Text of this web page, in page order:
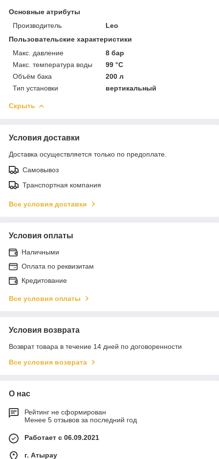
Основные атрибуты
Производитель
Leo
Пользовательские характеристики
Макс. давление
8 бар
Макс. температура воды
99 °C
Объём бака
200 л
Тип установки
вертикальный
Скрыть
Условия доставки
Доставка осуществляется только по предоплате.
Самовывоз
Транспортная компания
Все условия доставки
Условия оплаты
Наличными
Оплата по реквизитам
Кредитование
Все условия оплаты
Условия возврата
Возврат товара в течение 14 дней по договоренности
Все условия возврата
О нас
Рейтинг не сформирован
Менее 5 отзывов за последний год
Работает с 06.09.2021
г. Атырау